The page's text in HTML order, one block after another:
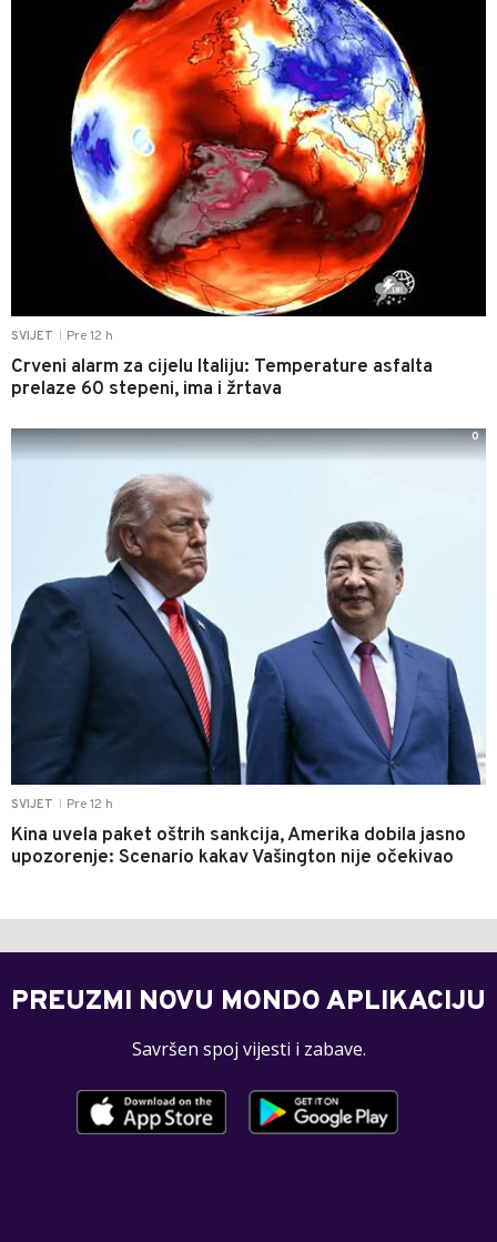
SVIJET Pre 12 h
Crveni alarm za cijelu Italiju: Temperature asfalta
prelaze 60 stepeni, ima i žrtava
SVIJET Pre 12 h
Kina uvela paket oštrih sankcija, Amerika dobila jasno
upozorenje: Scenario kakav Vašington nije očekivao
0
PREUZMI NOVU MONDO APLIKACIJU
Savršen spoj vijesti i zabave.